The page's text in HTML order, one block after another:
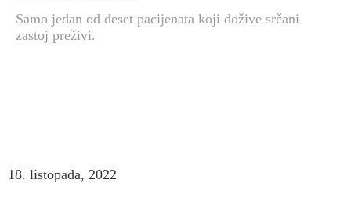
Samo jedan od deset pacijenata koji dožive srčani
zastoj preživi.
18. listopada, 2022